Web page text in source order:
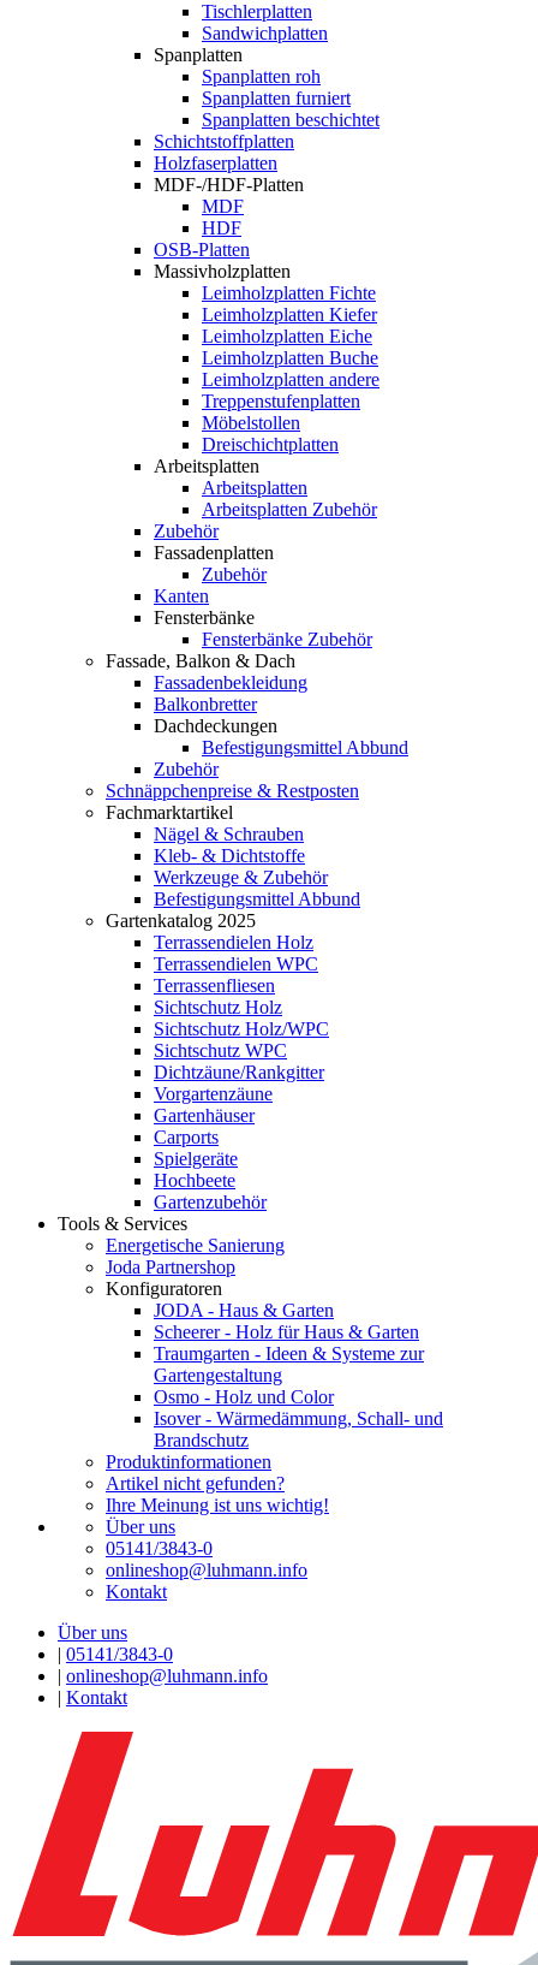
Tischlerplatten
Sandwichplatten
Spanplatten
Spanplatten roh
Spanplatten furniert
Spanplatten beschichtet
Schichtstoffplatten
Holzfaserplatten
MDF-/HDF-Platten
MDF
HDF
OSB-Platten
Massivholzplatten
Leimholzplatten Fichte
Leimholzplatten Kiefer
Leimholzplatten Eiche
Leimholzplatten Buche
Leimholzplatten andere
Treppenstufenplatten
Möbelstollen
Dreischichtplatten
Arbeitsplatten
Arbeitsplatten
Arbeitsplatten Zubehör
Zubehör
Fassadenplatten
Zubehör
Kanten
Fensterbänke
Fensterbänke Zubehör
Fassade, Balkon & Dach
Fassadenbekleidung
Balkonbretter
Dachdeckungen
Befestigungsmittel Abbund
Zubehör
Schnäppchenpreise & Restposten
Fachmarktartikel
Nägel & Schrauben
Kleb- & Dichtstoffe
Werkzeuge & Zubehör
Befestigungsmittel Abbund
Gartenkatalog 2025
Terrassendielen Holz
Terrassendielen WPC
Terrassenfliesen
Sichtschutz Holz
Sichtschutz Holz/WPC
Sichtschutz WPC
Dichtzäune/Rankgitter
Vorgartenzäune
Gartenhäuser
Carports
Spielgeräte
Hochbeete
Gartenzubehör
Tools & Services
Energetische Sanierung
Joda Partnershop
Konfiguratoren
JODA - Haus & Garten
Scheerer - Holz für Haus & Garten
Traumgarten - Ideen & Systeme zur
Gartengestaltung
Osmo - Holz und Color
Isover - Wärmedämmung, Schall- und
Brandschutz
Produktinformationen
Artikel nicht gefunden?
Ihre Meinung ist uns wichtig!
Über uns
05141/3843-0
onlineshop@luhmann.info
Kontakt
Über uns
| 05141/3843-0
| onlineshop@luhmann.info
| Kontakt